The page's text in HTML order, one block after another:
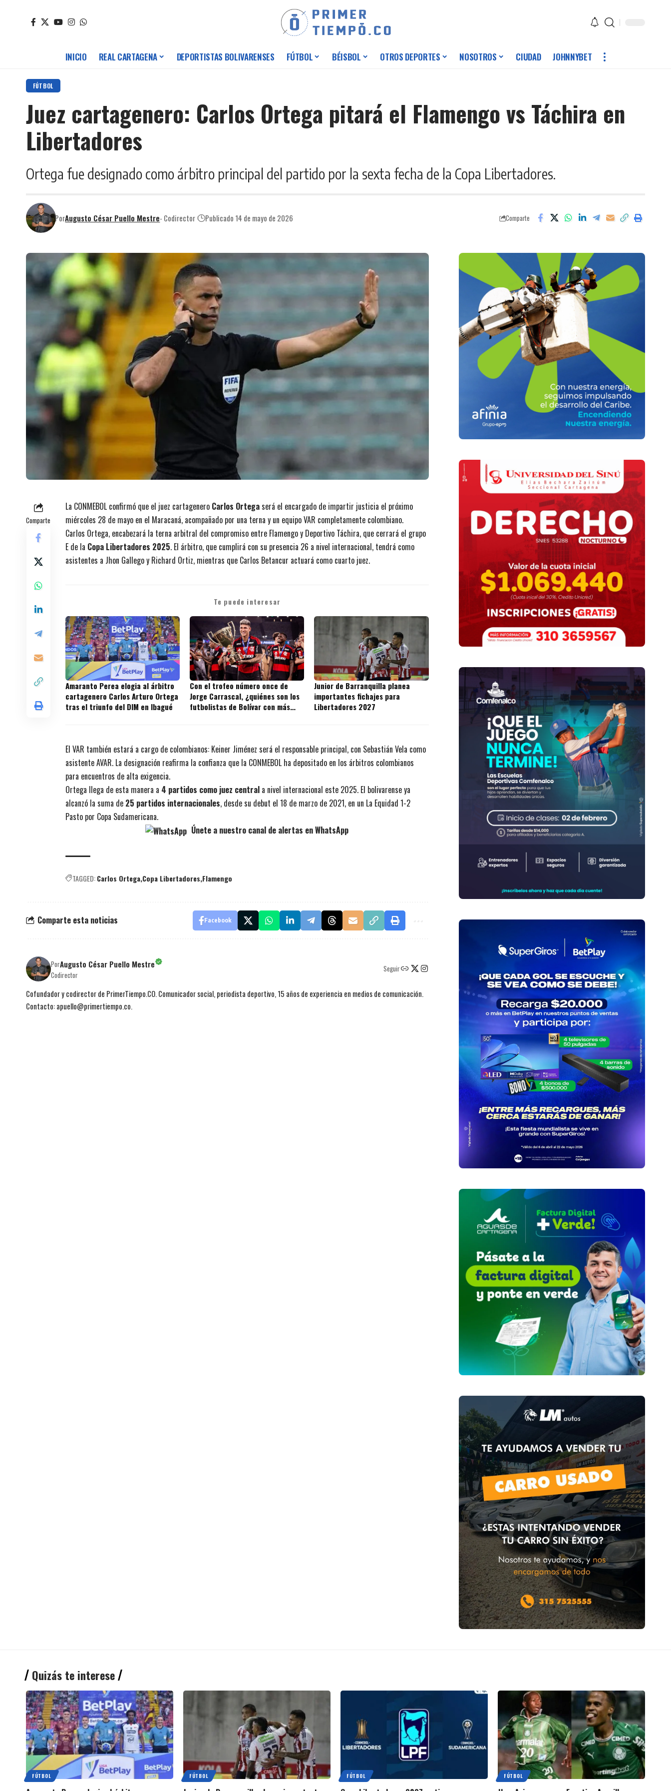
INICIO REAL CARTAGENA DEPORTISTAS BOLIVARENSES FÚTBOL BÉISBOL OTROS DEPORTES NOSOTROS CIUDAD JOHNNYBET
FÚTBOL
Juez cartagenero: Carlos Ortega pitará el Flamengo vs Táchira en
Libertadores
Ortega fue designado como árbitro principal del partido por la sexta fecha de la Copa Libertadores.
PorAugusto César Puello Mestre- Codirector Publicado 14 de mayo de 2026 Comparte
Comparte
La CONMEBOL confirmó que el juez cartagenero Carlos Ortegaserá el encargado de impartir justicia el próximo
miércoles 28 de mayo en el Maracaná, acompañado por una terna y un equipo VAR completamente colombiano.
Carlos Ortega, encabezará la terna arbitral del compromiso entre Flamengo y Deportivo Táchira, que cerrará el grupo
E de la Copa Libertadores 2025. El árbitro, que cumplirá con su presencia 26 a nivel internacional, tendrá como
asistentes a Jhon Gallego y Richard Ortiz, mientras que Carlos Betancur actuará como cuarto juez.
Te puede interesar
Amaranto Perea elogia al árbitro
cartagenero Carlos Arturo Ortega
tras el triunfo del DIM en Ibagué
Con el trofeo número once de
Jorge Carrascal, ¿quiénes son los
futbolistas de Bolívar con más
Junior de Barranquilla planea
importantes fichajes para
Libertadores 2027
El VAR también estará a cargo de colombianos: Keiner Jiménez será el responsable principal, con Sebastián Vela como
asistente AVAR. La designación reafirma la confianza que la CONMEBOL ha depositado en los árbitros colombianos
para encuentros de alta exigencia.
Ortega llega de esta manera a 4 partidos como juez central a nivel internacional este 2025. El bolivarense ya
alcanzó la suma de 25 partidos internacionales, desde su debut el 18 de marzo de 2021, en un La Equidad 1-2
Pasto por Copa Sudamericana.
Únete a nuestro canal de alertas en WhatsApp
TAGGED:Carlos Ortega Copa Libertadores Flamengo
Comparte esta noticias Facebook
PorAugusto César Puello Mestre
Codirector
Seguir
Cofundador y codirector de PrimerTiempo.CO. Comunicador social, periodista deportivo, 15 años de experiencia en medios de comunicación.
Contacto: apuello@primertiempo.co.
Quizás te interese
FÚTBOL FÚTBOL FÚTBOL FÚTBOL